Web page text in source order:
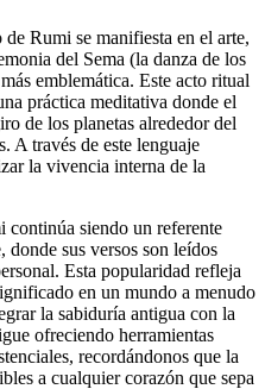
Rumi se manifiesta en el arte,
del Sema (la danza de los
emblemática. Este acto ritual
práctica meditativa donde el
de los planetas alrededor del
A través de este lenguaje
la vivencia interna de la
continúa siendo un referente
donde sus versos son leídos
Esta popularidad refleja
en un mundo a menudo
la sabiduría antigua con la
ofreciendo herramientas
recordándonos que la
a cualquier corazón que sepa